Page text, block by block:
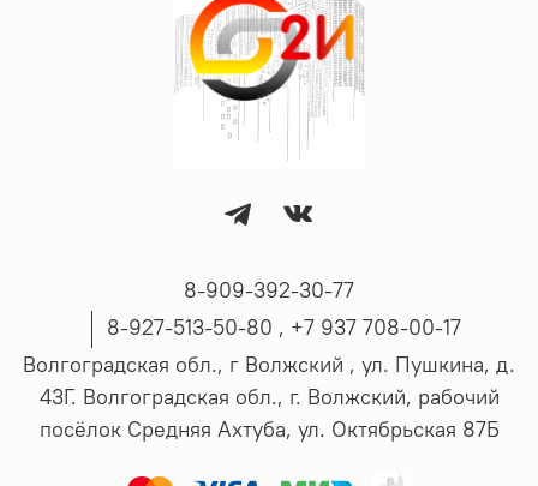
8-909-392-30-77
8-927-513-50-80 , ‪+7 937 708-00-17
Волгоградская обл., г Волжский , ул. Пушкина, д.
43Г. Волгоградская обл., г. Волжский, рабочий
посёлок Средняя Ахтуба, ул. Октябрьская 87Б